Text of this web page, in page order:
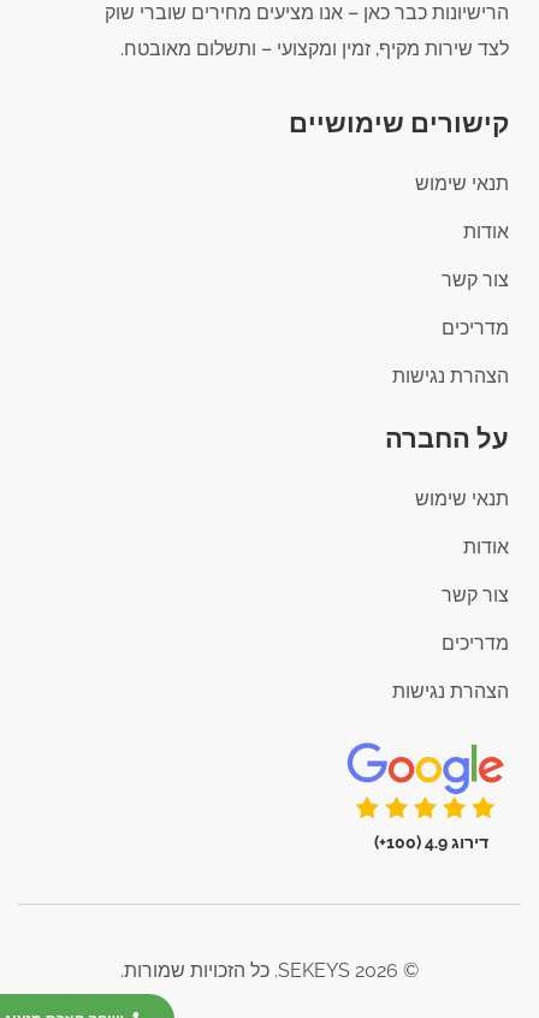
הרישיונות כבר כאן – אנו מציעים מחירים שוברי שוק
לצד שירות מקיף, זמין ומקצועי – ותשלום מאובטח.
קישורים שימושיים
תנאי שימוש
אודות
צור קשר
מדריכים
הצהרת נגישות
על החברה
תנאי שימוש
אודות
צור קשר
מדריכים
הצהרת נגישות
דירוג 4.9 (100+)
© 2026 SEKEYS. כל הזכויות שמורות.